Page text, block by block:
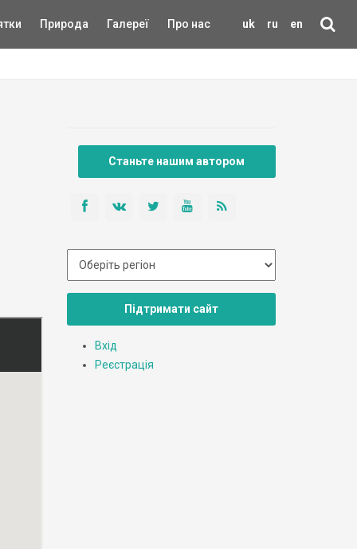
uk ru en
Природа Галереї Про нас
Станьте нашим автором
Підтримати сайт
Вхід
Реєстрація